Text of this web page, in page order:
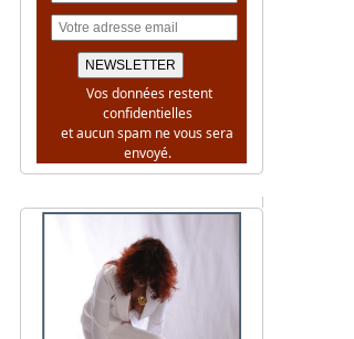
Vos données restent
confidentielles
et aucun spam ne vous sera
envoyé.